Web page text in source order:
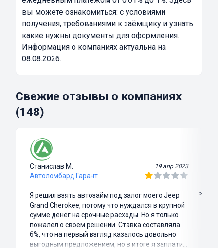
вы можете ознакомиться: с условиями
получения, требованиями к заёмщику и узнать
какие нужны документы для оформления.
Информация о компаниях актуальна на
08.08.2026.
Свежие отзывы о компаниях
(148)
Станислав М. 19 апр 2023
Автоломбард Гарант
Я решил взять автозайм под залог моего Jeep
Grand Cherokee, потому что нуждался в крупной
сумме денег на срочные расходы. Но я только
пожалел о своем решении. Ставка составляла
6%, что на первый взгляд казалось довольно
выгодным предложением, но в итоге я заплатил
»